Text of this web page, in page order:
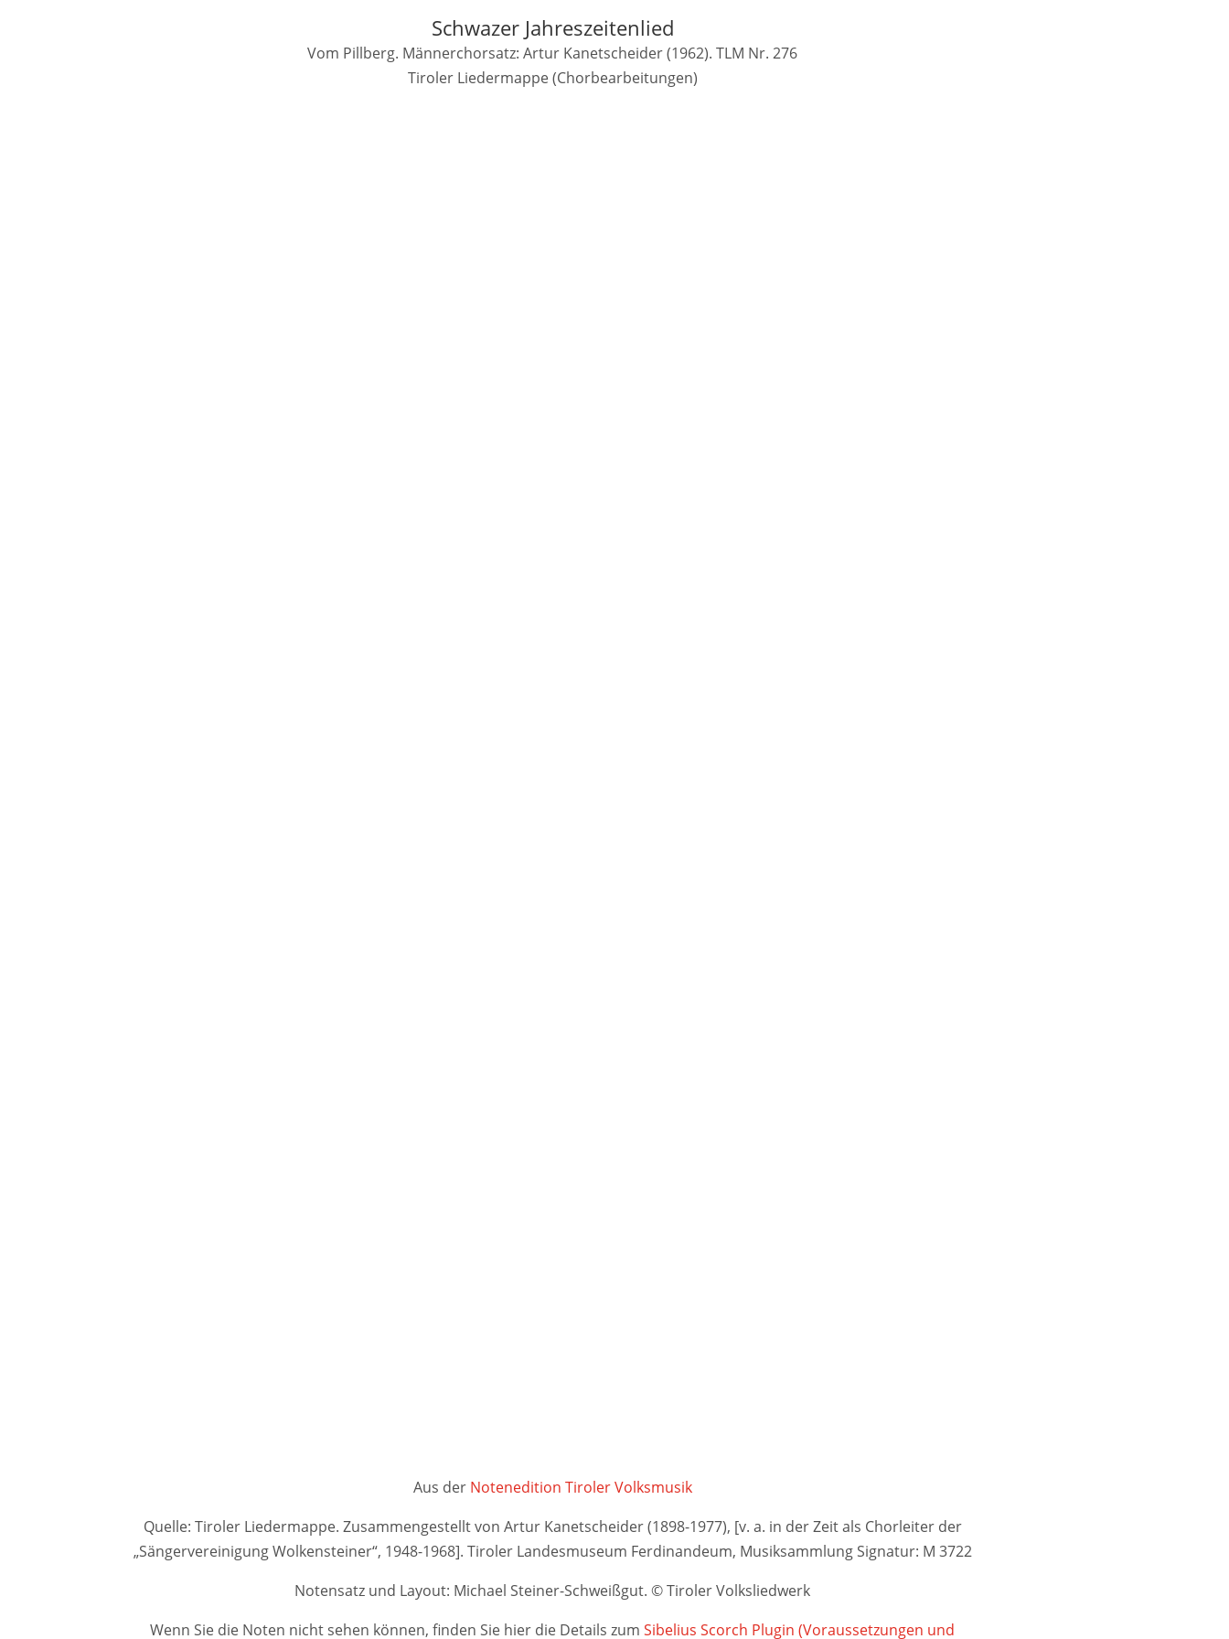
Schwazer Jahreszeitenlied
Vom Pillberg. Männerchorsatz: Artur Kanetscheider (1962). TLM Nr. 276
Tiroler Liedermappe (Chorbearbeitungen)
Aus der Notenedition Tiroler Volksmusik
Quelle: Tiroler Liedermappe. Zusammengestellt von Artur Kanetscheider (1898-1977), [v. a. in der Zeit als Chorleiter der
„Sängervereinigung Wolkensteiner“, 1948-1968]. Tiroler Landesmuseum Ferdinandeum, Musiksammlung Signatur: M 3722
Notensatz und Layout: Michael Steiner-Schweißgut. © Tiroler Volksliedwerk
Wenn Sie die Noten nicht sehen können, finden Sie hier die Details zumSibelius Scorch Plugin (Voraussetzungen und